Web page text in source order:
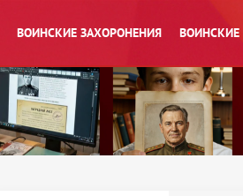
ВОИНСКИЕ ЗАХОРОНЕНИЯ ВОИНСКИЕ